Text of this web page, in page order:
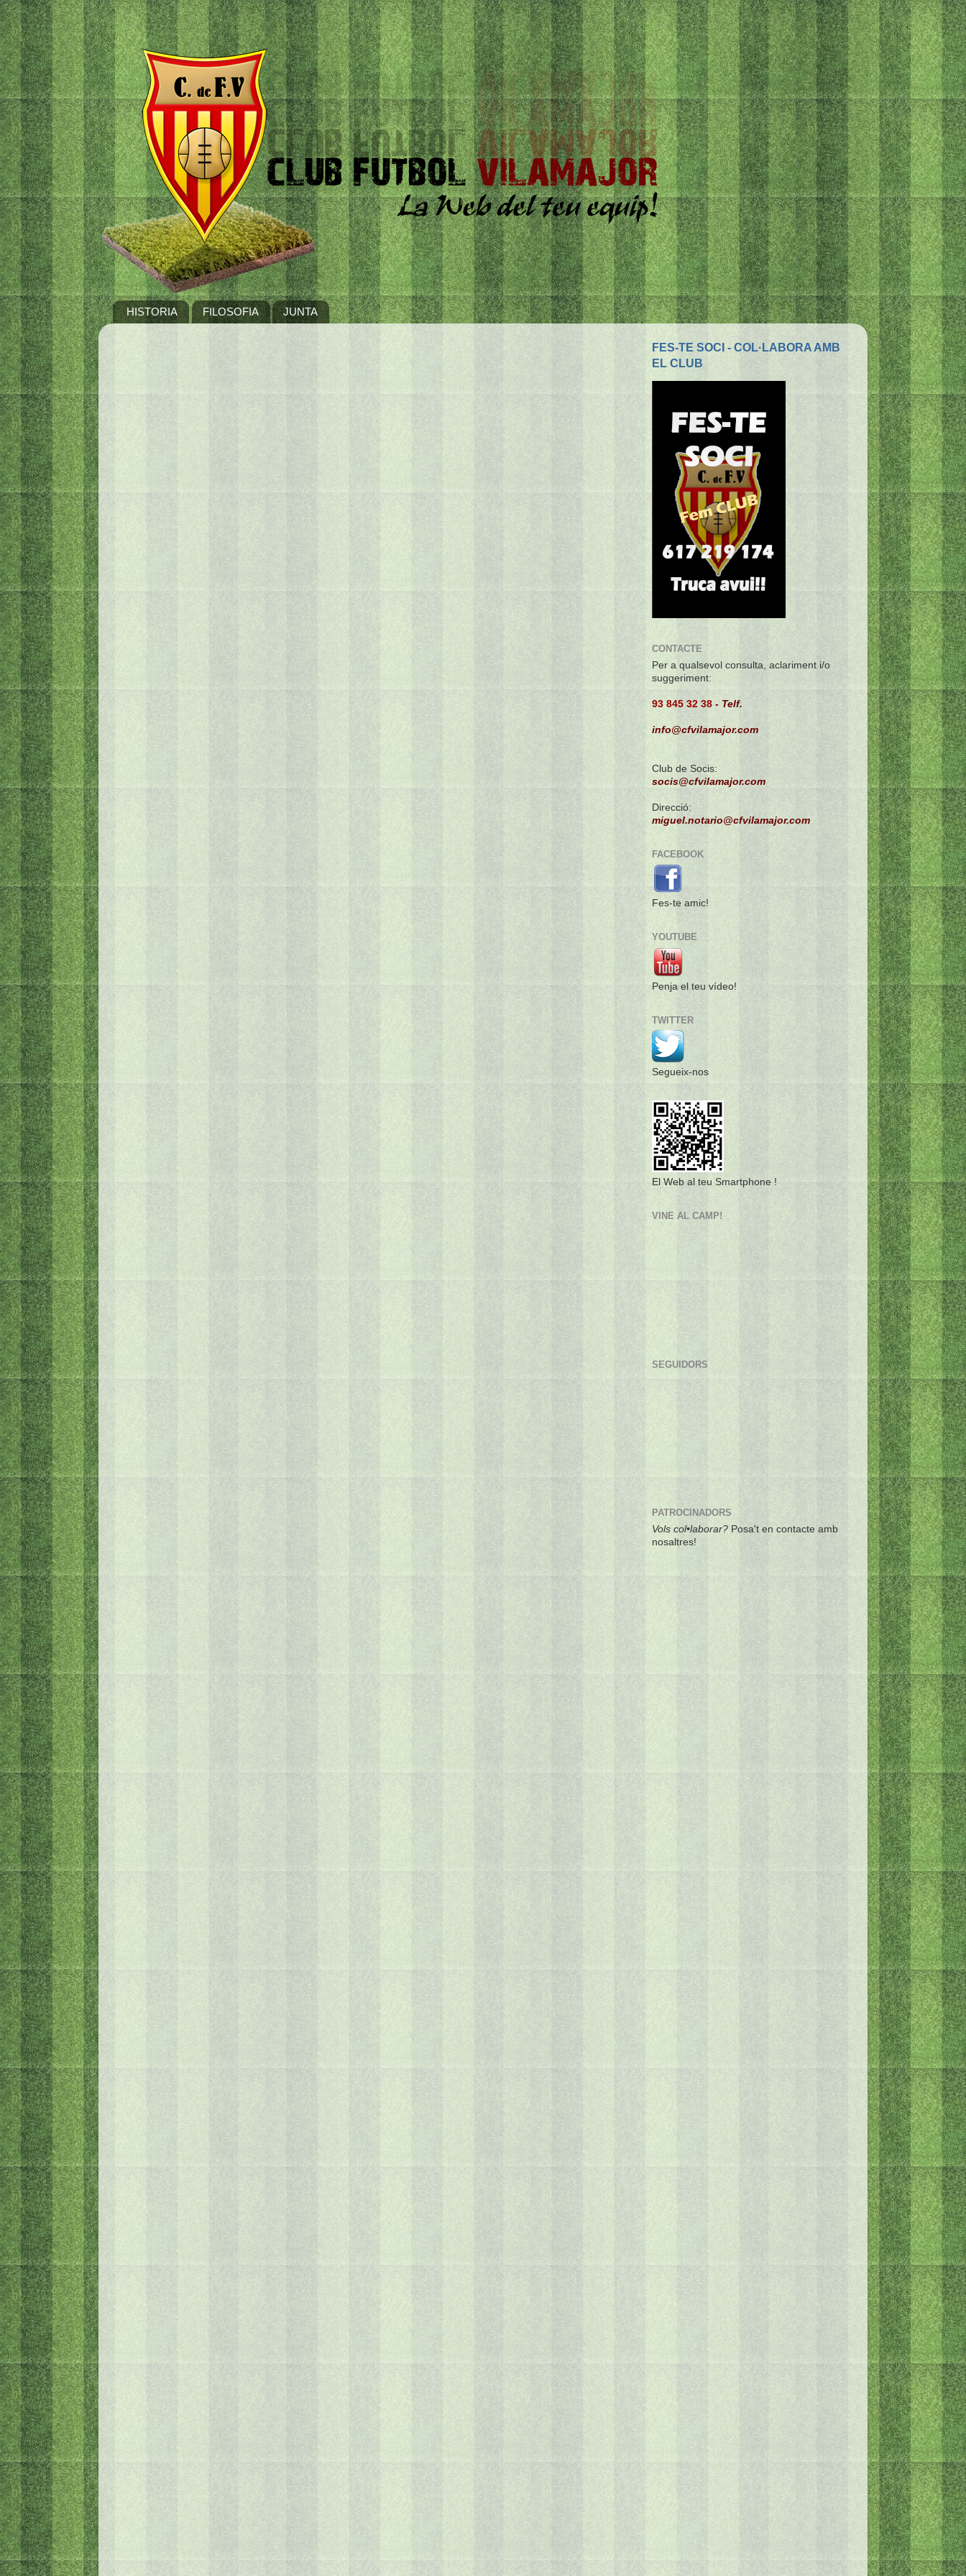
HISTORIA FILOSOFIA JUNTA
FES-TE SOCI - COL·LABORA AMB
EL CLUB
CONTACTE
Per a qualsevol consulta, aclariment i/o
suggeriment:
93 845 32 38 - Telf.
info@cfvilamajor.com
Club de Socis:
socis@cfvilamajor.com
Direcció:
miguel.notario@cfvilamajor.com
FACEBOOK
Fes-te amic!
YOUTUBE
Penja el teu vídeo!
TWITTER
Segueix-nos
El Web al teu Smartphone !
VINE AL CAMP!
SEGUIDORS
PATROCINADORS
Vols col•laborar? Posa't en contacte amb
nosaltres!